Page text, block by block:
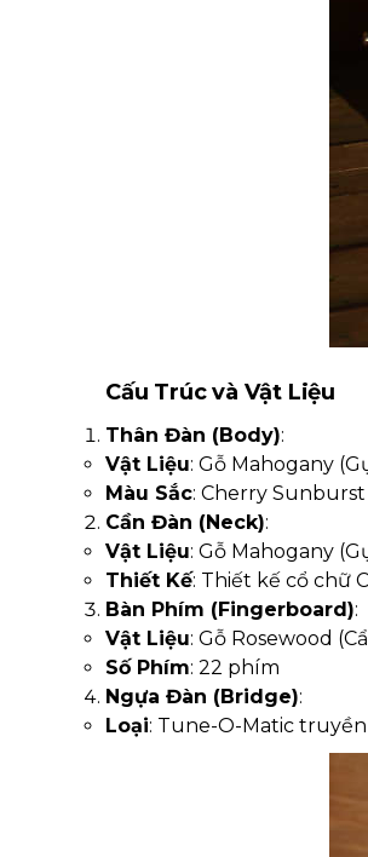
Cấu Trúc và Vật Liệu
Thân Đàn (Body):
Vật Liệu: Gỗ Mahogany
Màu Sắc: Cherry
Cần Đàn (Neck):
Vật Liệu: Gỗ Mahogany
Thiết Kế: Thiết kế cổ chữ
Bàn Phím (Fingerboard):
Vật Liệu: Gỗ Rosewood
Số Phím: 22 phím
Ngựa Đàn (Bridge):
Loại: Tune-O-Matic